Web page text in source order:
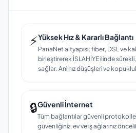
⚡Yüksek Hız & Kararlı Bağlantı
PanaNet altyapısı; fiber, DSL ve
birleştirerek İSLAHİYE ilinde
sağlar. Ani hız düşüşleri ve
🔒Güvenli İnternet
Tüm bağlantılar güvenli
güvenliğiniz, ev ve iş ağlarınız